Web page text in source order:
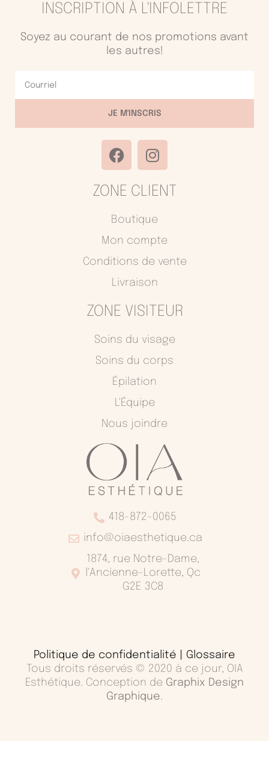
418-872-0065
info@oiaesthetique.ca
1874, rue Notre-Dame,
l'Ancienne-Lorette, Qc
G2E 3C8
ZONE VISITEUR
Soins du visage
Soins du corps
Épilation
L'Équipe
Nous joindre
ZONE CLIENT
Boutique
Mon compte
Conditions de vente
Livraison
INSCRIPTION À L'INFOLETTRE
Soyez au courant de nos promotions avant
les autres!
JE M'INSCRIS
F
a
e
o
o
I
n
t
g
r
m
Politique de confidentialité
Glossaire
Tous droits réservés © 2020 à ce jour, OIA
Esthétique. Conception de Graphix Design
Graphique.